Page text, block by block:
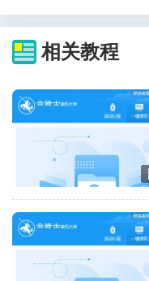
相关教程